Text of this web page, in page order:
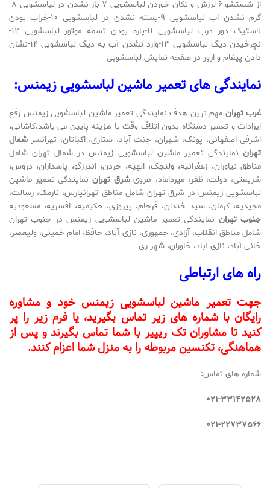
از شستشو ۶-لرزش و تکان خوردن لباسشویی ۷-باز نشدن در لباسشویی ۸-
گرم نشدن اب لباسشویی ۹-بسته نشدن در لباسشویی ۱۰-خراب بودن
لاستیک دور درب لباسشویی ۱۱-پاره بودن تسمه موتور لباسشویی ۱۲-
نچرخیدن دیگ لباسشویی ۱۳-وارد نشدن آب به دیگ لباسشویی ۱۴-نشان
دادن پیغام و ارور در صفحه نمایش لباسشویی
نمایندگی های تعمیر ماشین لباسشویی زیمنس:
غرب تهران مهم ترین هدف نمایندگی تعمیر ماشین لباسشویی زیمنس رفع
ایرادات و تعمیر دستگاه بدون اتلاف وقت با هزینه پایین می باشد.کاشانی،
اشرفی اصفهانی، پونک، شهران، جنت آباد، ستاری، اکباتان، تهرانسر شمال
تهران نمایندگی تعمیر ماشین لباسشویی زیمنس در شمال تهران شامل
مناطق نیاوران، زعفرانیه، ولنجک، الهیه، جردن، اندرزگو، پاسداران، دروس،
شریعتی، دولت، ظفر، میرداماد، هرویشرق تهران نمایندگی تعمیر ماشین
لباسشویی زیمنس در شرق تهران شامل مناطق تهرانپارس، نارمک، رسالت،
مجیدیه، کرمان، سید خندان، فرجام، پیروزی، حکیمیه، افسریه، مسعودیه
جنوب تهران نمایندگی تعمیر ماشین لباسشویی زیمنس در جنوب تهران
شامل مناطق انقلاب، آزادی، جمهوری، نازی آباد، حافظ، امام خمینی، ولیعصر،
خانی آباد، نازی آباد، خاوران، شهر ری
راه های ارتباطی
جهت تعمیر ماشین لباسشویی زیمنس خود و مشاوره
رایگان با شماره های زیر تماس بگیرید، یا فرم زیر را پر
کنید تا مشاوران تک ریپیر با شما تماس بگیرند و پس از
هماهنگی، تکنسین مربوطه را به منزل شما اعزام کنند.
شماره های تماس:
۰۲۱-۳۳۱۴۲۵۲۸
۰۲۱-۲۲۷۳۷۵۶۶